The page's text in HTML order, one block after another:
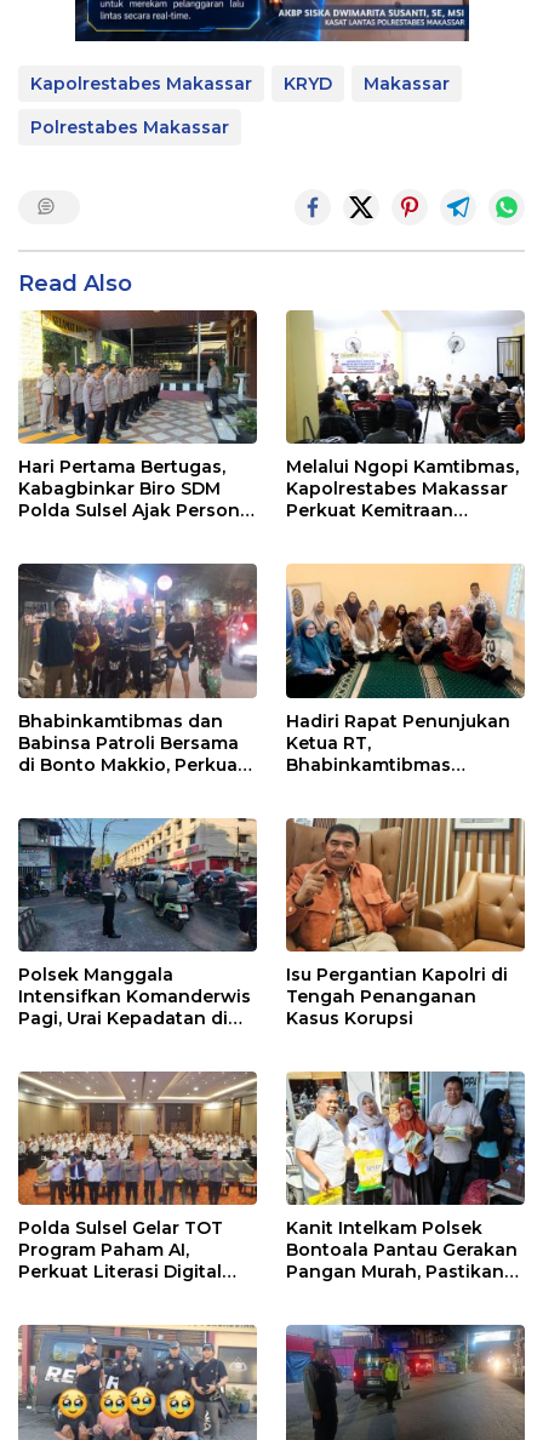
Kapolrestabes Makassar KRYD
Makassar
Polrestabes Makassar
Read Also
Hari Pertama Bertugas,
Kabagbinkar Biro SDM
Polda Sulsel Ajak Personel
Melalui Ngopi Kamtibmas,
Kapolrestabes Makassar
Perkuat Kemitraan
Bhabinkamtibmas dan
Babinsa Patroli Bersama
di Bonto Makkio, Perkuat
Hadiri Rapat Penunjukan
Ketua RT,
Bhabinkamtibmas
dengan Warga
Polsek Manggala
Intensifkan Komanderwis
Pagi, Urai Kepadatan di
Isu Pergantian Kapolri di
Tengah Penanganan
Kasus Korupsi
Polda Sulsel Gelar TOT
Program Paham AI,
Perkuat Literasi Digital
Kanit Intelkam Polsek
Bontoala Pantau Gerakan
Pangan Murah, Pastikan